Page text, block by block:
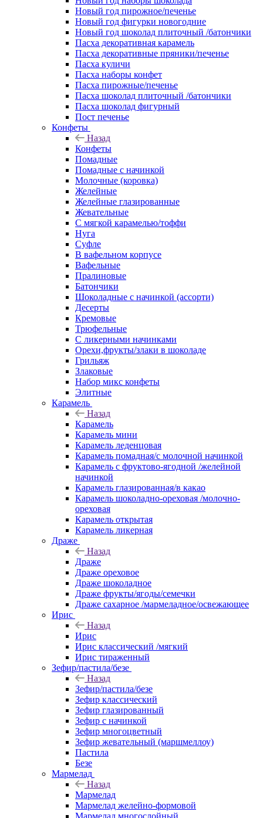
Новый год пирожное/печенье
Новый год фигурки новогодние
Новый год шоколад плиточный /батончики
Пасха декоративная карамель
Пасха декоративные пряники/печенье
Пасха куличи
Пасха наборы конфет
Пасха пирожные/печенье
Пасха шоколад плиточный /батончики
Пасха шоколад фигурный
Пост печенье
Конфеты
Назад
Конфеты
Помадные
Помадные с начинкой
Молочные (коровка)
Желейные
Желейные глазированные
Жевательные
С мягкой карамелью/тоффи
Нуга
Суфле
В вафельном корпусе
Вафельные
Пралиновые
Батончики
Шоколадные с начинкой (ассорти)
Десерты
Кремовые
Трюфельные
С ликерными начинками
Орехи,фрукты/злаки в шоколаде
Грильяж
Злаковые
Набор микс конфеты
Элитные
Карамель
Назад
Карамель
Карамель мини
Карамель леденцовая
Карамель помадная/с молочной начинкой
Карамель с фруктово-ягодной /желейной
начинкой
Карамель глазированная/в какао
Карамель шоколадно-ореховая /молочно-
ореховая
Карамель открытая
Карамель ликерная
Драже
Назад
Драже
Драже ореховое
Драже шоколадное
Драже фрукты/ягоды/семечки
Драже сахарное /мармеладное/освежающее
Ирис
Назад
Ирис
Ирис классический /мягкий
Ирис тираженный
Зефир/пастила/безе
Назад
Зефир/пастила/безе
Зефир классический
Зефир глазированный
Зефир с начинкой
Зефир многоцветный
Зефир жевательный (маршмеллоу)
Пастила
Безе
Мармелад
Назад
Мармелад
Мармелад желейно-формовой
Мармелад многослойный